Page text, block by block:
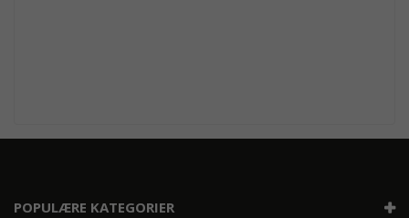
POPULÆRE KATEGORIER